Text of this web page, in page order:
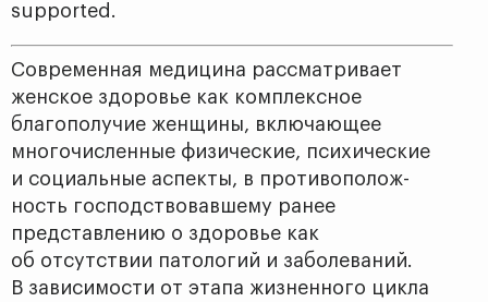
supported.
Современная медицина рассматривает
женское здоровье как комплексное
благополучие женщины, включающее
многочисленные физические, психические
и социальные аспекты, в противополож­
ность господствовавшему ранее
представлению о здоровье как
об отсутствии патологий и заболеваний.
В зависимости от этапа жизненного цикла